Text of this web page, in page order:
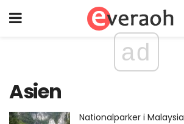
ad
Asien
Nationalparker i Malaysia